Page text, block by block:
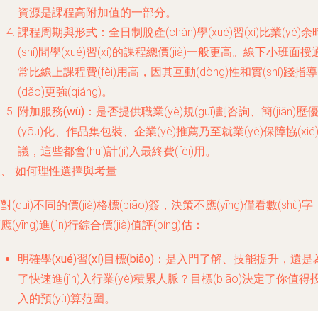
資源是課程高附加值的一部分。
課程周期與形式 ：全日制脫產(chǎn)學(xué)習(xí)比業(yè)余
(shí)間學(xué)習(xí)的課程總價(jià)一般更高。線下小班面授
常比線上課程費(fèi)用高，因其互動(dòng)性和實(shí)踐指導
(dǎo)更強(qiáng)。
附加服務(wù) ：是否提供職業(yè)規(guī)劃咨詢、簡(jiǎn)歷優
(yōu)化、作品集包裝、企業(yè)推薦乃至就業(yè)保障協(xié)
議，這些都會(huì)計(jì)入最終費(fèi)用。
如何理性選擇與考量
(duì)不同的價(jià)格標(biāo)簽，決策不應(yīng)僅看數(shù)字
(yīng)進(jìn)行綜合價(jià)值評(píng)估：
明確學(xué)習(xí)目標(biāo) ：是入門了解、技能提升，還是
了快速進(jìn)入行業(yè)積累人脈？目標(biāo)決定了你值得
入的預(yù)算范圍。